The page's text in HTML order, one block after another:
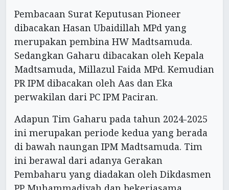
Pembacaan Surat Keputusan Pioneer
dibacakan Hasan Ubaidillah MPd yang
merupakan pembina HW Madtsamuda.
Sedangkan Gaharu dibacakan oleh Kepala
Madtsamuda, Millazul Faida MPd. Kemudian
PR IPM dibacakan oleh Aas dan Eka
perwakilan dari PC IPM Paciran.
Adapun Tim Gaharu pada tahun 2024-2025
ini merupakan periode kedua yang berada
di bawah naungan IPM Madtsamuda. Tim
ini berawal dari adanya Gerakan
Pembaharu yang diadakan oleh Dikdasmen